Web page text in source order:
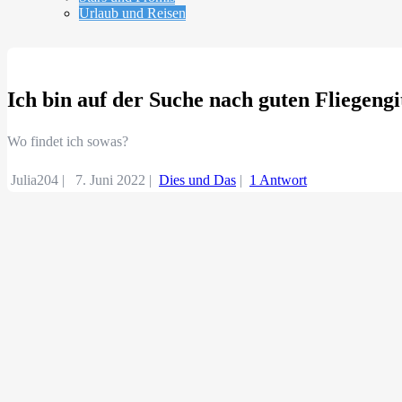
Urlaub und Reisen
Ich bin auf der Suche nach guten
Wo findet ich sowas?
Julia204 | 7. Juni 2022 | Dies und Das | 1 Antwort